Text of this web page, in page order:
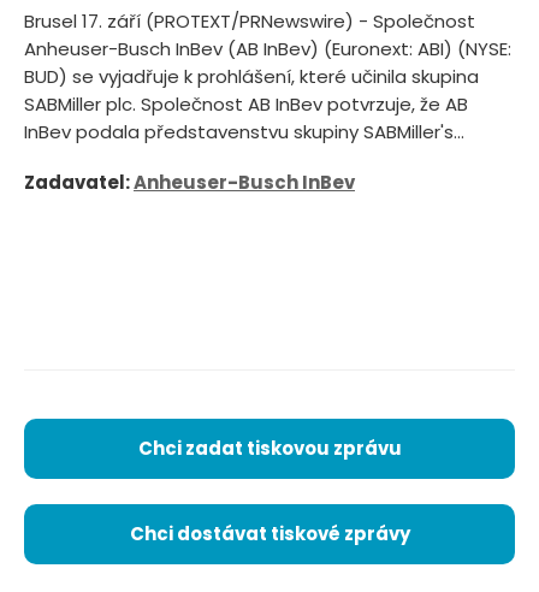
Brusel 17. září (PROTEXT/PRNewswire) - Společnost
Anheuser-Busch InBev (AB InBev) (Euronext: ABI) (NYSE:
BUD) se vyjadřuje k prohlášení, které učinila skupina
SABMiller plc. Společnost AB InBev potvrzuje, že AB
InBev podala představenstvu skupiny SABMiller's...
Zadavatel:Anheuser-Busch InBev
Chci zadat tiskovou zprávu
Chci dostávat tiskové zprávy